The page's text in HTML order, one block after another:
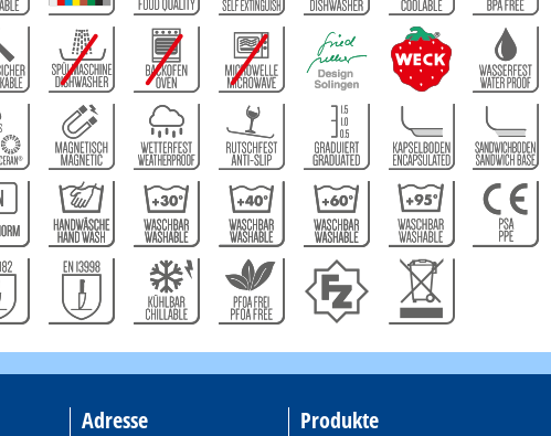
Adresse Produkte